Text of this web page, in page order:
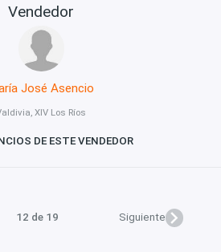
Vendedor
José Asencio
XIV Los Ríos
DE ESTE VENDEDOR
12 de 19 Siguiente